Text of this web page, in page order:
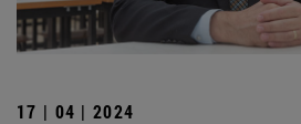
17 | 04 | 2024